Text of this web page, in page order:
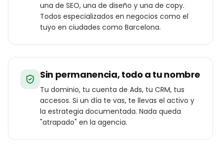
una de SEO, una de diseño y una de copy.
Todos especializados en negocios como el
tuyo en ciudades como Barcelona.
Sin permanencia, todo a tu nombre
Tu dominio, tu cuenta de Ads, tu CRM, tus
accesos. Si un día te vas, te llevas el activo y
la estrategia documentada. Nada queda
"atrapado" en la agencia.